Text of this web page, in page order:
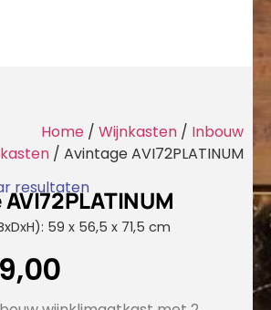
Home / Wijnkasten / Inbouw
/ Avintage AVI72PLATINUM
resultaten
59 x 56,5 x 71,5 cm